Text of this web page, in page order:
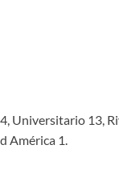
Universitario 13,
América 1.